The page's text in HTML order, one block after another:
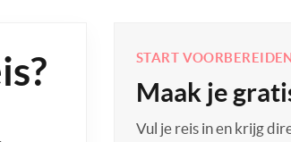
START
Maak je
Vul je reis in en krijg